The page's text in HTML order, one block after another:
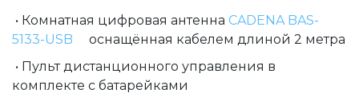
• Комнатная цифровая антенна CADENA BAS-
5133-USB оснащённая кабелем длиной 2 метра
• Пульт дистанционного управления в
комплекте с батарейками